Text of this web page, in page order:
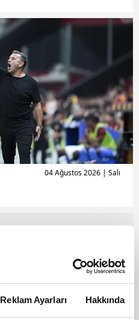
Reklam Ayarları Hakkında
04 Ağustos 2026 | Salı